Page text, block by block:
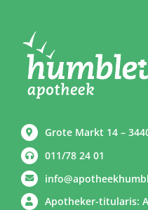
Grote Markt 14 –
011/78 24 01
Apotheker-titularis: